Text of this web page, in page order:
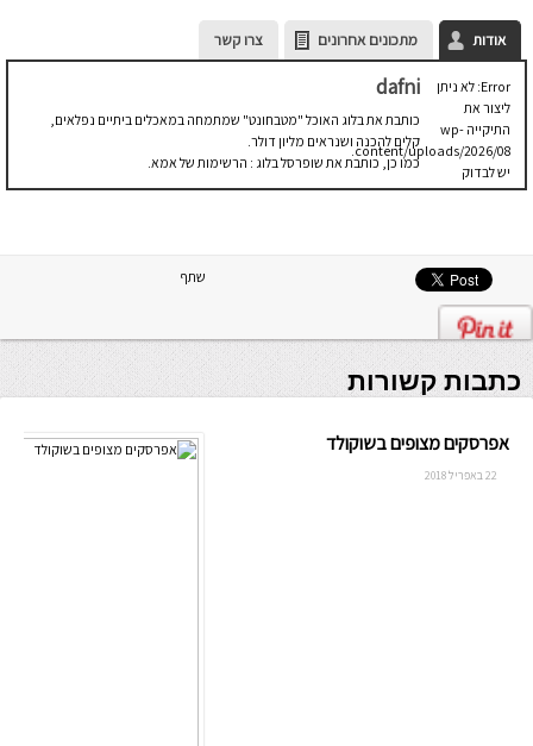
אודות מתכונים אחרונים צרו קשר
Error: לא ניתן
ליצור את
התיקייה wp-
content/uploads/2026/08.
יש לבדוק
שתיקיית האב
dafni
כותבת את בלוג האוכל "מטבחונט" שמתמחה במאכלים ביתיים נפלאים,
קלים להכנה ושנראים מליון דולר.
כמו כן, כותבת את שופרסל בלוג : הרשימות של אמא.
שתף
כתבות קשורות
אפרסקים מצופים בשוקולד
22 באפריל 2018